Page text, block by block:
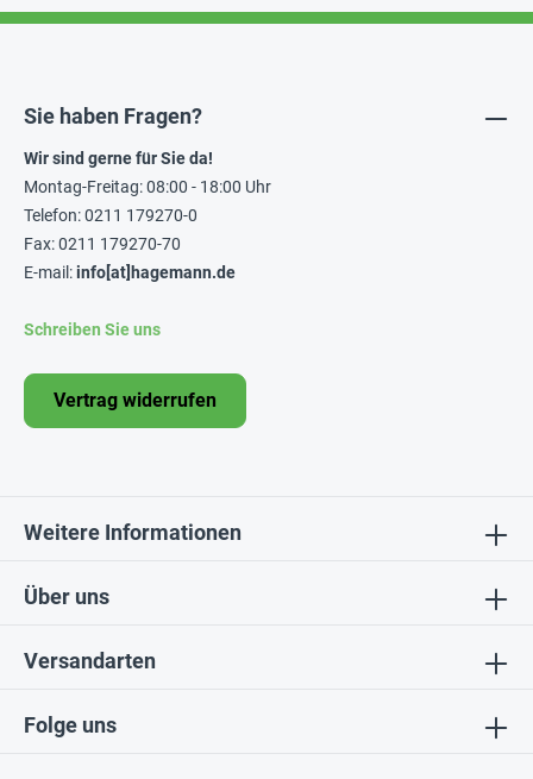
Folge uns
Über uns
Sie haben Fragen?
Wir sind gerne für Sie da!
Montag-Freitag: 08:00 - 18:00 Uhr
Telefon: 0211 179270-0
Fax: 0211 179270-70
E-mail:info[at]hagemann.de
Schreiben Sie uns
Vertrag widerrufen
Weitere Informationen
Versandarten